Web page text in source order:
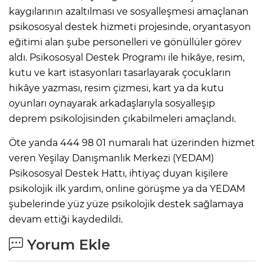
kaygılarının azaltılması ve sosyalleşmesi amaçlanan
psikososyal destek hizmeti projesinde, oryantasyon
eğitimi alan şube personelleri ve gönüllüler görev
aldı. Psikososyal Destek Programı ile hikâye, resim,
kutu ve kart istasyonları tasarlayarak çocukların
hikâye yazması, resim çizmesi, kart ya da kutu
oyunları oynayarak arkadaşlarıyla sosyalleşip
deprem psikolojisinden çıkabilmeleri amaçlandı.
Öte yanda 444 98 01 numaralı hat üzerinden hizmet
veren Yeşilay Danışmanlık Merkezi (YEDAM)
Psikososyal Destek Hattı, ihtiyaç duyan kişilere
psikolojik ilk yardım, online görüşme ya da YEDAM
şubelerinde yüz yüze psikolojik destek sağlamaya
devam ettiği kaydedildi.
Yorum Ekle